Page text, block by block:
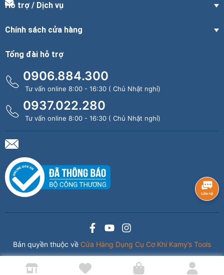
Hỗ trợ / Dịch vụ
Chính sách cửa hàng
Tổng đài hỗ trợ
0906.884.300
Tư vấn online 8:00 - 16:30 ( Chủ Nhật nghỉ)
0937.022.280
Tư vấn online 8:00 - 16:30 ( Chủ Nhật nghỉ)
Bản quyền thuộc về Cửa Hàng Dụng Cụ Cơ Khí Kamy’s Tools